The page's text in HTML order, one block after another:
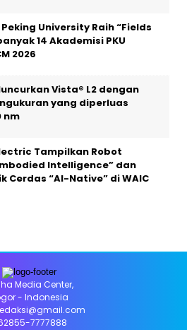
University Raih “Fields
14 Akademisi PKU
2026
Vista® L2 dengan
yang diperluas
nm
Tampilkan Robot
Intelligence” dan
Cerdas “AI-Native” di WAIC
Media Center,
- Indonesia
7777888